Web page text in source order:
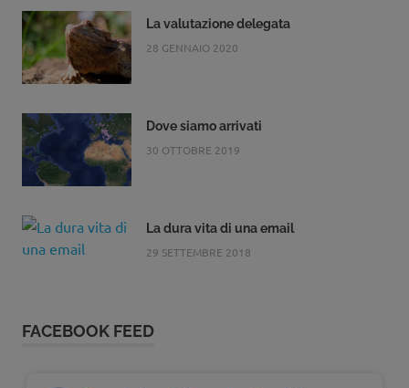
La valutazione delegata
28 GENNAIO 2020
Dove siamo arrivati
30 OTTOBRE 2019
La dura vita di una email
29 SETTEMBRE 2018
FACEBOOK FEED